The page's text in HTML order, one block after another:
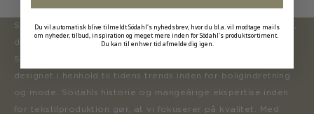
Södahl ønsker at tilbyde en moderne og attraktiv kollektion,
der inspirerer forbrugerne til at forny deres hjem.
Sortimentet opdateres løbende med nye produkter, der er
designet i henhold til tidens trends inden for boligindretning
og mode. Södahls historie og mangeårige ekspertise inden
for tekstilproduktion gør, at vi fokuserer på kvalitet. Med
Du vil automatisk blive tilmeldt Södahl's nyhedsbrev, hvor du bl.a. vil modtage mails
om nyheder, tilbud, inspiration og meget mere inden for Södahl's produktsortiment.
Du kan til enhver tid afmelde dig igen.